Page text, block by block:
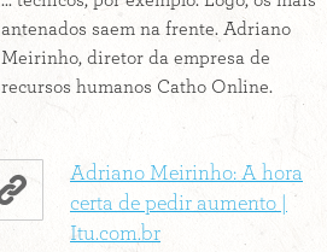
antenados saem na frente. Adriano
Meirinho, diretor da empresa de
recursos humanos Catho Online.
Adriano Meirinho: A hora
certa de pedir aumento |
Itu.com.br